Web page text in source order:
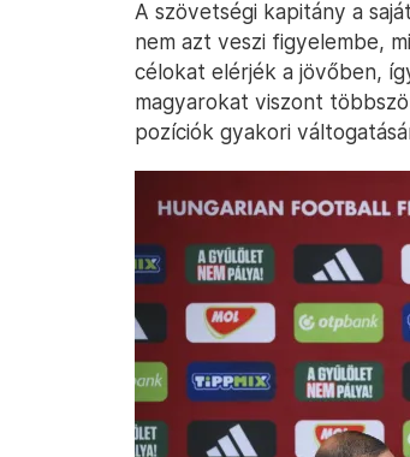
A szövetségi kapitány a
nem azt veszi figyelembe,
célokat elérjék a jövőben,
magyarokat viszont
pozíciók gyakori